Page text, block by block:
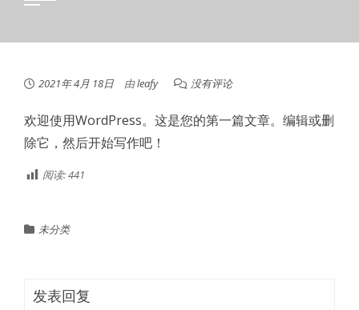
2021年 4月 18日 由leafy 没有评论
欢迎使用WordPress。这是您的第一篇文章。编辑或删
除它，然后开始写作吧！
阅读:441
未分类
发表回复